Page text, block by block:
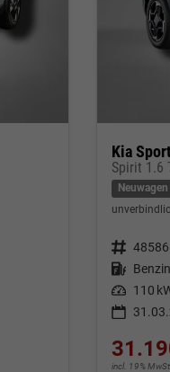
drucken
merken/Expose drucken
Kia
Spirit 1.6
Neuwagen
Fahrzeugnr. 48586
Kraftstoff Benzin
Leistung 110
incl. 19% MwSt.